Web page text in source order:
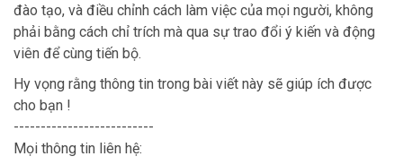
đào tạo, và điều chỉnh cách làm việc của mọi người, không
phải bằng cách chỉ trích mà qua sự trao đổi ý kiến và động
viên để cùng tiến bộ.
Hy vọng rằng thông tin trong bài viết này sẽ giúp ích được
cho bạn !
--------------------------
Mọi thông tin liên hệ: